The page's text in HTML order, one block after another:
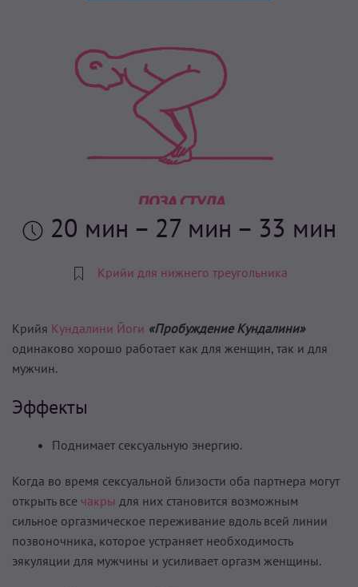
20 мин – 27 мин – 33 мин
Крийи для нижнего треугольника
Крийя Кундалини Йоги «Пробуждение Кундалини»
одинаково хорошо работает как для женщин, так и для
мужчин.
Эффекты
Поднимает сексуальную энергию.
Когда во время сексуальной близости оба партнера могут
открыть все чакры для них становится возможным
сильное оргазмическое переживание вдоль всей линии
позвоночника, которое устраняет необходимость
эякуляции для мужчины и усиливает оргазм женщины.